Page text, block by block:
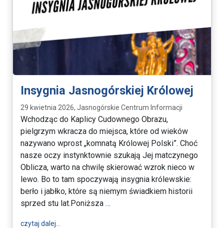
Insygnia Jasnogórskiej Królowej
29 kwietnia 2026, Jasnogórskie Centrum Informacji
Wchodząc do Kaplicy Cudownego Obrazu,
pielgrzym wkracza do miejsca, które od wieków
nazywano wprost „komnatą Królowej Polski”. Choć
nasze oczy instynktownie szukają Jej matczynego
Oblicza, warto na chwilę skierować wzrok nieco w
lewo. Bo to tam spoczywają insygnia królewskie:
berło i jabłko, które są niemym świadkiem historii
sprzed stu lat.Poniższa …
czytaj dalej…